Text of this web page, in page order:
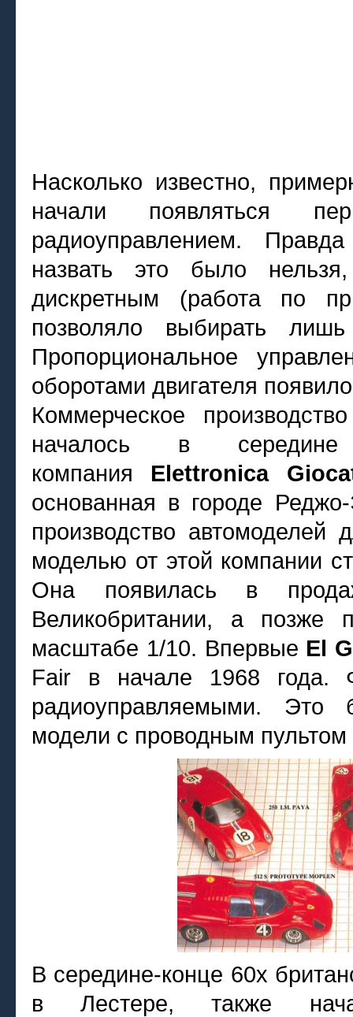
Насколько известно,
начали появляться
радиоуправлением.
назвать это было
дискретным (работа по
позволяло выбирать
Пропорциональное
оборотами двигателя
Коммерческое
началось в
компания Elettronica
основанная в городе
производство
моделью от этой компании
Она появилась в
Великобритании, а
масштабе 1/10. Впервые El
Fair в начале 1968 года.
радиоуправляемыми. Это
модели с проводным пультом
В середине-конце 60х
в Лестере, также